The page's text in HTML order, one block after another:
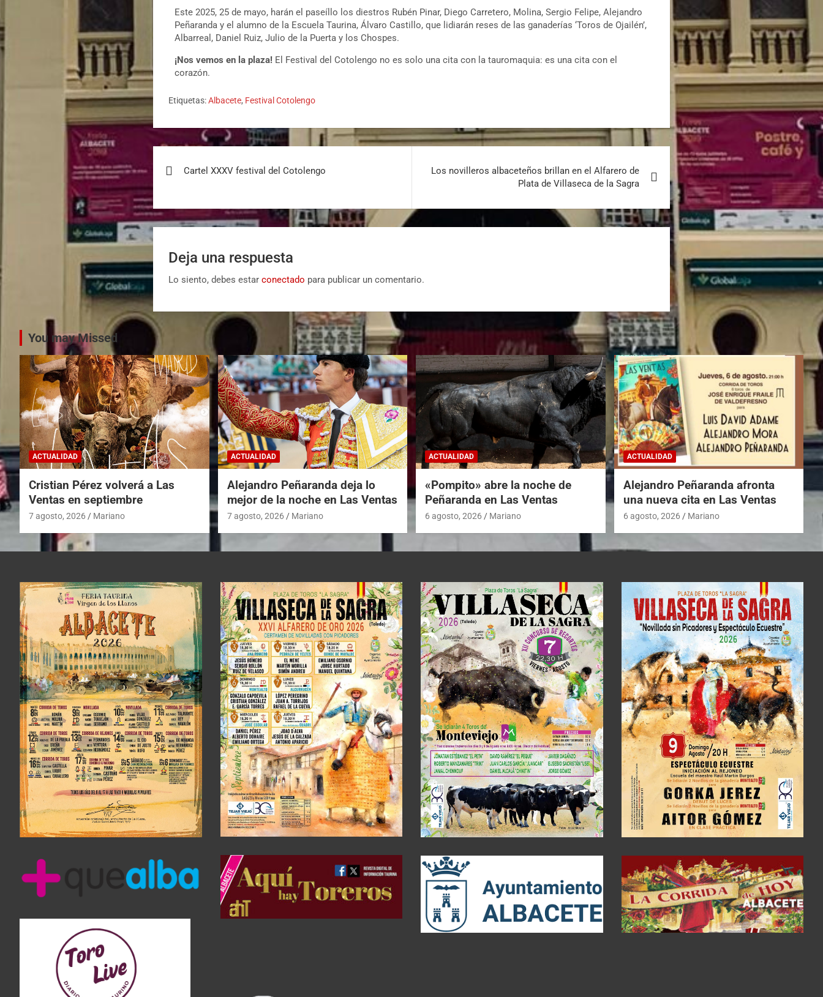
Este 2025, 25 de mayo, harán el paseíllo los diestros Rubén Pinar, Diego Carretero, Molina, Sergio Felipe, Alejandro
Peñaranda y el alumno de la Escuela Taurina, Álvaro Castillo, que lidiarán reses de las ganaderías ‘Toros de Ojailén’,
Albarreal, Daniel Ruiz, Julio de la Puerta y los Chospes.
¡Nos vemos en la plaza! El Festival del Cotolengo no es solo una cita con la tauromaquia: es una cita con el
corazón.
Etiquetas: Albacete, Festival Cotolengo
Cartel XXXV festival del Cotolengo
Los novilleros albaceteños brillan en el Alfarero de
Plata de Villaseca de la Sagra
Deja una respuesta
Lo siento, debes estarconectado para publicar un comentario.
You may Missed
ACTUALIDAD
Cristian Pérez volverá a Las
Ventas en septiembre
7 agosto, 2026 Mariano
ACTUALIDAD
Alejandro Peñaranda deja lo
mejor de la noche en Las Ventas
7 agosto, 2026 Mariano
ACTUALIDAD
«Pompito» abre la noche de
Peñaranda en Las Ventas
6 agosto, 2026 Mariano
ACTUALIDAD
Alejandro Peñaranda afronta
una nueva cita en Las Ventas
6 agosto, 2026 Mariano